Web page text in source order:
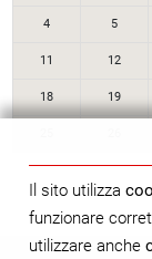
4 5
11 12
18 19
Il sito utilizza
funzionare
utilizzare anche